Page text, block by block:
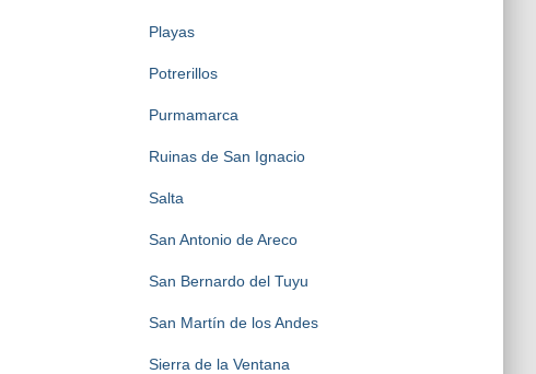
Playas
Potrerillos
Purmamarca
Ruinas de San Ignacio
Salta
San Antonio de Areco
San Bernardo del Tuyu
San Martín de los Andes
Sierra de la Ventana